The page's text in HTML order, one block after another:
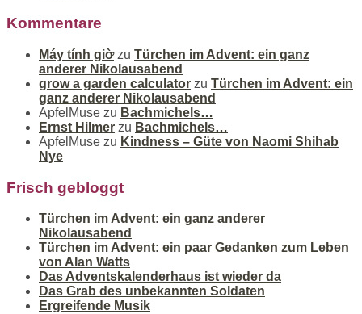
Kommentare
Máy tính giờzu Türchen im Advent: ein ganz
anderer Nikolausabend
grow a garden calculator zu Türchen im Advent: ein
ganz anderer Nikolausabend
ApfelMuse zu Bachmichels…
Ernst Hilmer zu Bachmichels…
ApfelMuse zu Kindness – Güte von Naomi Shihab
Nye
Frisch gebloggt
Türchen im Advent: ein ganz anderer
Nikolausabend
Türchen im Advent: ein paar Gedanken zum Leben
von Alan Watts
Das Adventskalenderhaus ist wieder da
Das Grab des unbekannten Soldaten
Ergreifende Musik